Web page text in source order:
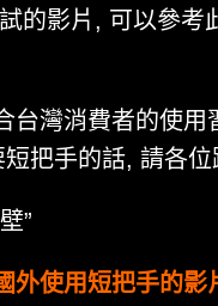
的影片, 可以參考
台灣消費者的使
把手的話, 請各位
”
外使用短把手的影